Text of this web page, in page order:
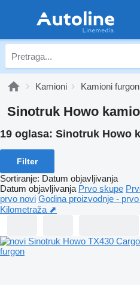
Kamioni Kamioni
Sinotruk Howo
19 oglasa: Sinotruk Howo
Filter
Sortiranje: Datum objavljivanja
Datum objavljivanja Prvo skupe
prvo novi Godina proizvodnje -
Kilometraža ⬈